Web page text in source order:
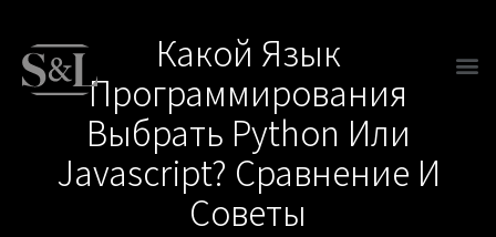
Какой Язык
Программирования
Выбрать Python Или
Javascript? Сравнение И
Советы